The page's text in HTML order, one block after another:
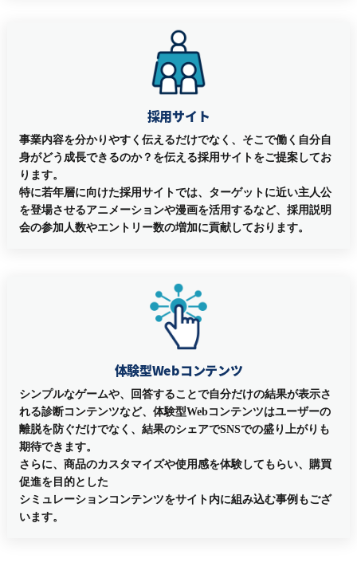
採用サイト
事業内容を分かりやすく伝えるだけでなく、そこで働く自分自
身がどう成長できるのか？を伝える採用サイトをご提案してお
ります。
特に若年層に向けた採用サイトでは、ターゲットに近い主人公
を登場させるアニメーションや漫画を活用するなど、採用説明
会の参加人数やエントリー数の増加に貢献しております。
体験型Webコンテンツ
シンプルなゲームや、回答することで自分だけの結果が表示さ
れる診断コンテンツなど、体験型Webコンテンツはユーザーの
離脱を防ぐだけでなく、結果のシェアでSNSでの盛り上がりも
期待できます。
さらに、商品のカスタマイズや使用感を体験してもらい、購買
促進を目的とした
シミュレーションコンテンツをサイト内に組み込む事例もござ
います。